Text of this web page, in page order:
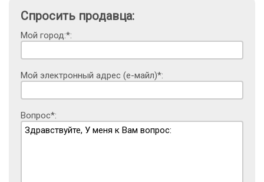
Спросить продавца:
Мой город:*:
Мой электронный адрес (е-майл)*:
Вопрос*: